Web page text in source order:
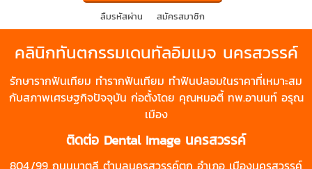
ลืมรหัสผ่าน สมัครสมาชิก
คลินิกทันตกรรมเดนทัลอิมเมจ นครสวรรค์
รักษารากฟันเทียม ทำรากฟันเทียม ทำฟันปลอมในราคาที่เหมาะสม
กับสภาพเศรษฐกิจปัจจุบัน ก่อตั้งโดย คุณหมอตี้ ทพ.อานนท์ อรุณ
เมือง
ติดต่อ Dental Image นครสวรรค์
804,/99 ถนนมาตุลี ตำบลนครสวรรค์ตก อำเภอ เมืองนครสวรรค์